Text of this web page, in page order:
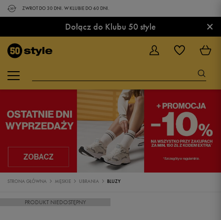
ZWROT DO 30 DNI. W KLUBIE DO 60 DNI.
Dołącz do Klubu 50 style ×
STRONA GŁÓWNA MĘSKIE UBRANIA BLUZY
PRODUKT NIEDOSTĘPNY